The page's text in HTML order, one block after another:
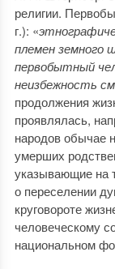
религии.
г.): «
племен земного
первобытный
неизбежность
продолжения
проявлялась,
народов обычае
умерших
указывающие на
о переселении
круговороте
человеческому
национальном